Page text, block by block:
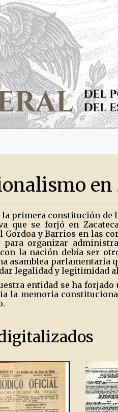
en
la primera constitución
que se forjó en
y Barrios en las
organizar
la nación debía ser
asamblea parlamentaria
legalidad y legitimidad
entidad se ha
la memoria